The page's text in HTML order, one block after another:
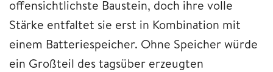
offensichtlichste Baustein, doch ihre volle
Stärke entfaltet sie erst in Kombination mit
einem Batteriespeicher. Ohne Speicher würde
ein Großteil des tagsüber erzeugten